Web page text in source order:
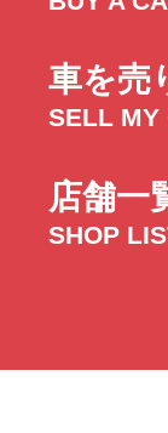
車を売
SELL MY
店舗一
SHOP